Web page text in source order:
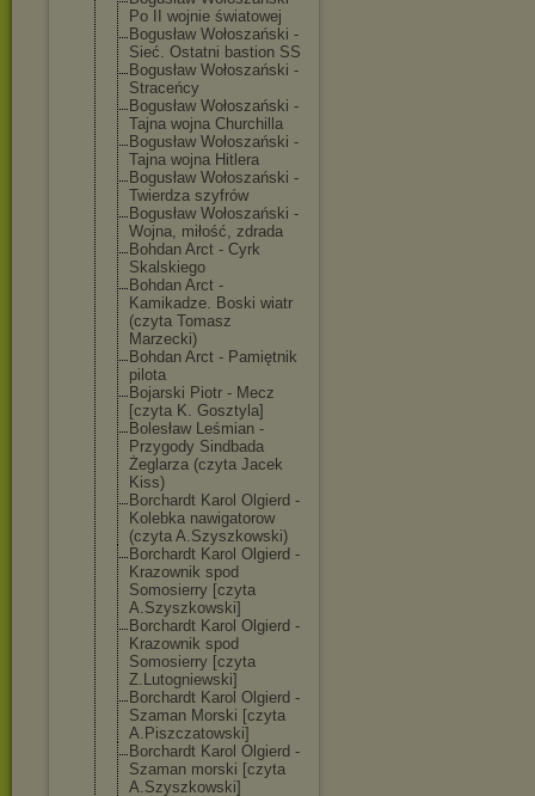
Po II wojnie światowej
Bogusław Wołoszański -
Sieć. Ostatni bastion SS
Bogusław Wołoszański -
Straceńcy
Bogusław Wołoszański -
Tajna wojna Churchilla
Bogusław Wołoszański -
Tajna wojna Hitlera
Bogusław Wołoszański -
Twierdza szyfrów
Bogusław Wołoszański -
Wojna, miłość, zdrada
Bohdan Arct - Cyrk
Skalskiego
Bohdan Arct -
Kamikadze. Boski wiatr
(czyta Tomasz
Marzecki)
Bohdan Arct - Pamiętnik
pilota
Bojarski Piotr - Mecz
[czyta K. Gosztyla]
Bolesław Leśmian -
Przygody Sindbada
Żeglarza (czyta Jacek
Kiss)
Borchardt Karol Olgierd -
Kolebka nawigatorow
(czyta A.Szyszkowski)
Borchardt Karol Olgierd -
Krazownik spod
Somosierry [czyta
A.Szyszkowski]
Borchardt Karol Olgierd -
Krazownik spod
Somosierry [czyta
Z.Lutogniewski]
Borchardt Karol Olgierd -
Szaman Morski [czyta
A.Piszczatowski]
Borchardt Karol Olgierd -
Szaman morski [czyta
A.Szyszkowski]